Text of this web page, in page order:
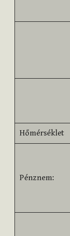
Hőmérséklet
Pénznem: